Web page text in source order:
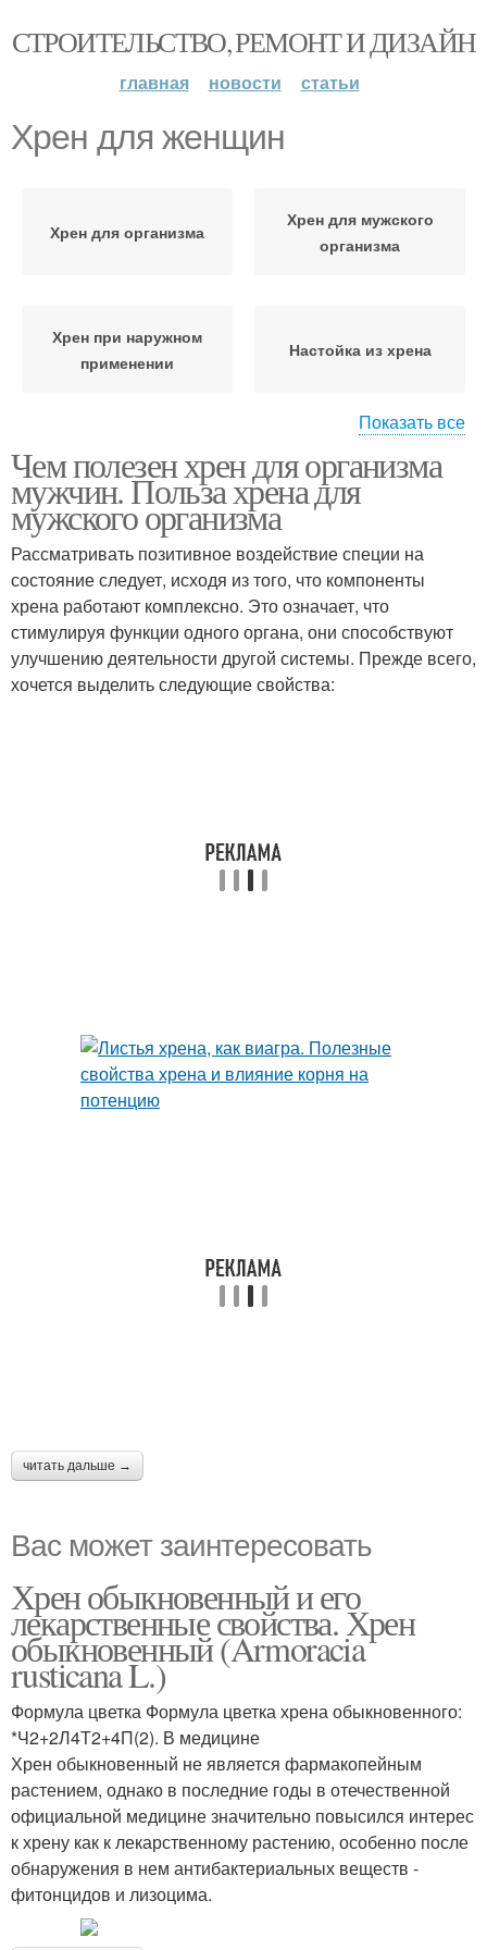
СТРОИТЕЛЬСТВО, РЕМОНТ И ДИЗАЙН
главная новости статьи
Хрен для женщин
Хрен для организма
Хрен для мужского
организма
Хрен при наружном
применении
Настойка из хрена
Сухой хрен Хрен с медом
Показать все
Чем полезен хрен для организма
мужчин. Польза хрена для
мужского организма
Рассматривать позитивное воздействие специи на
состояние следует, исходя из того, что компоненты
хрена работают комплексно. Это означает, что
стимулируя функции одного органа, они способствуют
улучшению деятельности другой системы. Прежде всего,
хочется выделить следующие свойства:
читать дальше →
Вас может заинтересовать
Хрен обыкновенный и его
лекарственные свойства. Хрен
обыкновенный (Armoracia
rusticana L.)
Формула цветка Формула цветка хрена обыкновенного:
*Ч2+2Л4Т2+4П(2). В медицине
Хрен обыкновенный не является фармакопейным
растением, однако в последние годы в отечественной
официальной медицине значительно повысился интерес
к хрену как к лекарственному растению, особенно после
обнаружения в нем антибактериальных веществ -
фитонцидов и лизоцима.